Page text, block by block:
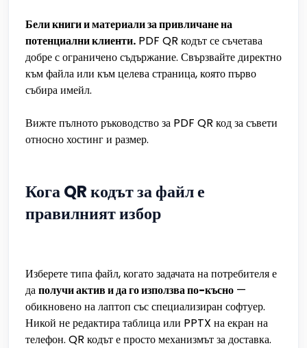
Бели книги и материали за привличане на
потенциални клиенти. PDF QR кодът се съчетава
добре с ограничено съдържание. Свързвайте директно
към файла или към целева страница, която първо
събира имейл.
Вижте пълното ръководство за PDF QR код за съвети
относно хостинг и размер.
Кога QR кодът за файл е
правилният избор
Изберете типа файл, когато задачата на потребителя е
даполучи актив и да го използва по-късно —
обикновено на лаптоп със специализиран софтуер.
Никой не редактира таблица или PPTX на екран на
телефон. QR кодът е просто механизмът за доставка.